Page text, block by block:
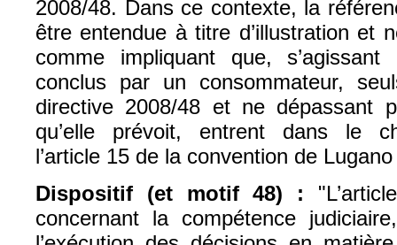
2008/48. Dans ce contexte, la
être entendue à titre d’illustration et
comme impliquant que,
conclus par un consommateur,
directive 2008/48 et ne dépassant
qu’elle prévoit, entrent dans le
l’article 15 de la convention de
Dispositif (et motif 48) :
concernant la compétence